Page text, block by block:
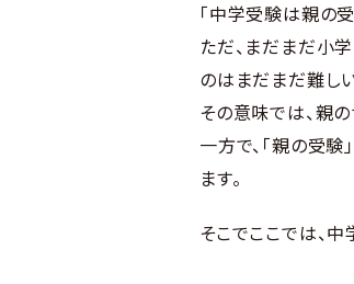
「中学受験は親の
ただ、まだまだ小
のはまだまだ難し
その意味では、親
一方で、「親の受
ます。
そこでここでは、